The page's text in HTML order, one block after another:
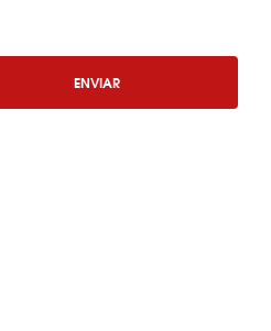
ENVIAR